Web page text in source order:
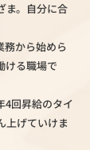
ま。自分に合
務から始めら
ける職場で
4回昇給のタイ
上げていけま